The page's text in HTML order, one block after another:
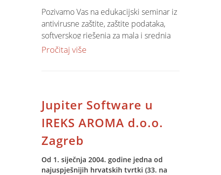
Pozivamo Vas na edukacijski seminar iz
antivirusne zaštite, zaštite podataka,
softverskog rješenja za mala i srednja
poduzeća, te borbe pritiv softverskog
pozivamo Vas na ručak i druženje u
restoranu hotela!
Detaljnije...
Pročitaj više
Jupiter Software u
IREKS AROMA d.o.o.
Zagreb
Od 1. siječnja 2004. godine jedna od
najuspješnijih hrvatskih tvrtki (33. na